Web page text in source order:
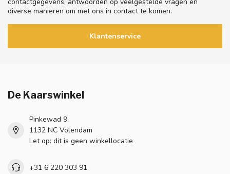
diverse manieren om met ons in contact te komen.
Klantenservice
De Kaarswinkel
Pinkewad 9
1132 NC Volendam
Let op: dit is geen winkellocatie
+31 6 220 303 91